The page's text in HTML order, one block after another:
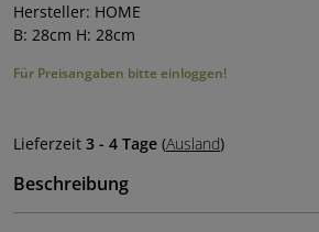
Hersteller: HOME
B: 28cm H: 28cm
Für Preisangaben bitte einloggen!
Lieferzeit 3 - 4 Tage (Ausland)
Beschreibung